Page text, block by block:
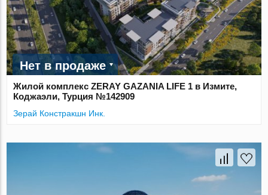
Нет в продаже
Жилой комплекс ZERAY GAZANIA LIFE 1 в Измите,
Коджаэли, Турция №142909
Зерай Констракшн Инк.